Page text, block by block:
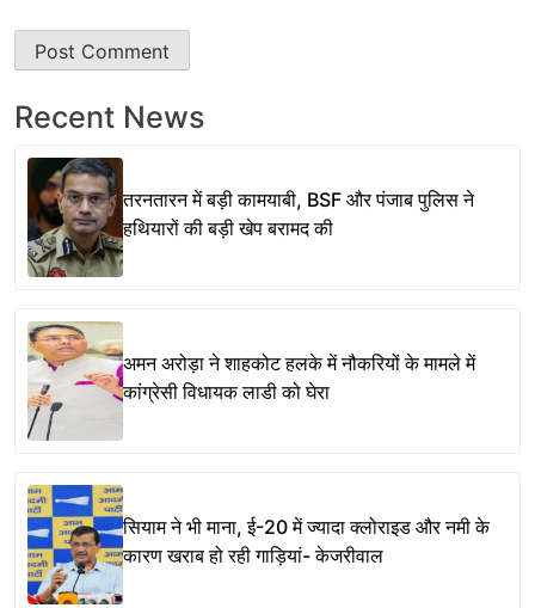
Recent News
तरनतारन में बड़ी कामयाबी, BSF और पंजाब पुलिस ने
हथियारों की बड़ी खेप बरामद की
अमन अरोड़ा ने शाहकोट हलके में नौकरियों के मामले में
कांग्रेसी विधायक लाडी को घेरा
सियाम ने भी माना, ई-20 में ज्यादा क्लोराइड और नमी के
कारण खराब हो रही गाड़ियां- केजरीवाल